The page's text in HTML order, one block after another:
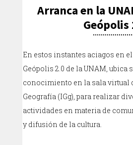
Arranca en la
Geópolis
En estos instantes aciagos en
Geópolis 2.0 de la UNAM, ubica
conocimiento en la sala virtual
Geografía (IGg), para realizar
actividades en materia de
y difusión de la cultura.